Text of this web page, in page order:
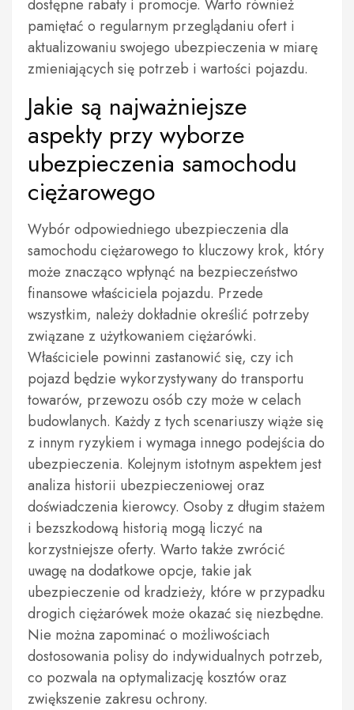
dostępne rabaty i promocje. Warto również
pamiętać o regularnym przeglądaniu ofert i
aktualizowaniu swojego ubezpieczenia w miarę
zmieniających się potrzeb i wartości pojazdu.
Jakie są najważniejsze
aspekty przy wyborze
ubezpieczenia samochodu
ciężarowego
Wybór odpowiedniego ubezpieczenia dla
samochodu ciężarowego to kluczowy krok, który
może znacząco wpłynąć na bezpieczeństwo
finansowe właściciela pojazdu. Przede
wszystkim, należy dokładnie określić potrzeby
związane z użytkowaniem ciężarówki.
Właściciele powinni zastanowić się, czy ich
pojazd będzie wykorzystywany do transportu
towarów, przewozu osób czy może w celach
budowlanych. Każdy z tych scenariuszy wiąże się
z innym ryzykiem i wymaga innego podejścia do
ubezpieczenia. Kolejnym istotnym aspektem jest
analiza historii ubezpieczeniowej oraz
doświadczenia kierowcy. Osoby z długim stażem
i bezszkodową historią mogą liczyć na
korzystniejsze oferty. Warto także zwrócić
uwagę na dodatkowe opcje, takie jak
ubezpieczenie od kradzieży, które w przypadku
drogich ciężarówek może okazać się niezbędne.
Nie można zapominać o możliwościach
dostosowania polisy do indywidualnych potrzeb,
co pozwala na optymalizację kosztów oraz
zwiększenie zakresu ochrony.